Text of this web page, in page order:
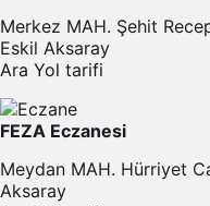
Merkez MAH. Şehit
Eskil Aksaray
Ara Yol tarifi
FEZA Eczanesi
Meydan MAH. Hürriyet
Aksaray